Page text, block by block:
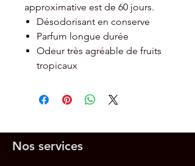
approximative est de 60 jours.
Désodorisant en conserve
Parfum longue durée
Odeur très agréable de fruits
tropicaux
Nos services